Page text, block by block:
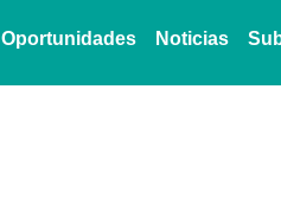
Oportunidades Noticias